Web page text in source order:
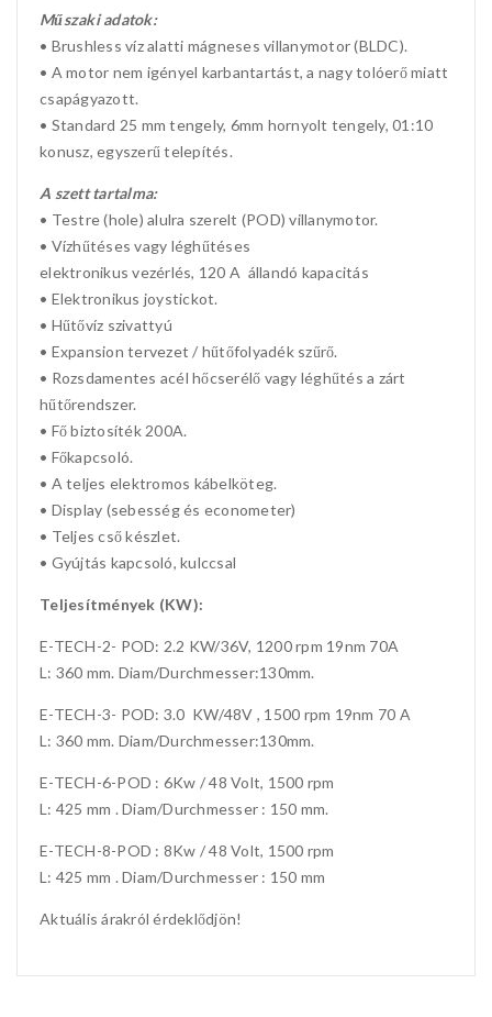
Műszaki adatok:
• Brushless víz alatti mágneses villanymotor (BLDC).
• A motor nem igényel karbantartást, a nagy tolóerő miatt
csapágyazott.
• Standard 25 mm tengely, 6mm hornyolt tengely, 01:10
konusz, egyszerű telepítés.
A szett tartalma:
• Testre (hole) alulra szerelt (POD) villanymotor.
• Vízhűtéses vagy léghűtéses
elektronikus vezérlés, 120 A állandó kapacitás
• Elektronikus joystickot.
• Hűtővíz szivattyú
• Expansion tervezet / hűtőfolyadék szűrő.
• Rozsdamentes acél hőcserélő vagy léghűtés a zárt
hűtőrendszer.
• Fő biztosíték 200A.
• Főkapcsoló.
• A teljes elektromos kábelköteg.
• Display (sebesség és econometer)
• Teljes cső készlet.
• Gyújtás kapcsoló, kulccsal
Teljesítmények (KW):
E-TECH-2- POD: 2.2 KW/36V, 1200 rpm 19nm 70A
L: 360 mm. Diam/Durchmesser:130mm.
E-TECH-3- POD: 3.0 KW/48V , 1500 rpm 19nm 70 A
L: 360 mm. Diam/Durchmesser:130mm.
E-TECH-6-POD : 6Kw / 48 Volt, 1500 rpm
L: 425 mm . Diam/Durchmesser : 150 mm.
E-TECH-8-POD : 8Kw / 48 Volt, 1500 rpm
L: 425 mm . Diam/Durchmesser : 150 mm
Aktuális árakról érdeklődjön!